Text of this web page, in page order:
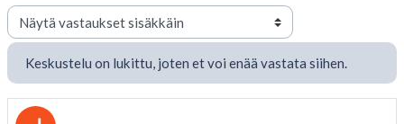
Näytön tila
Keskustelu on lukittu, joten et voi enää vastata siihen.